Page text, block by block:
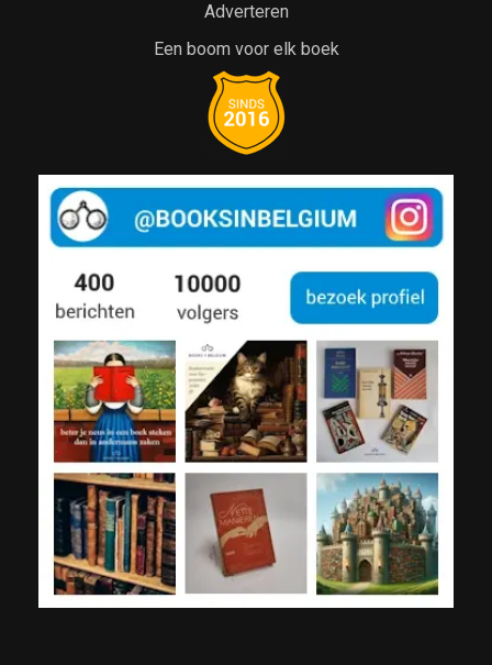
Adverteren
Een boom voor elk boek